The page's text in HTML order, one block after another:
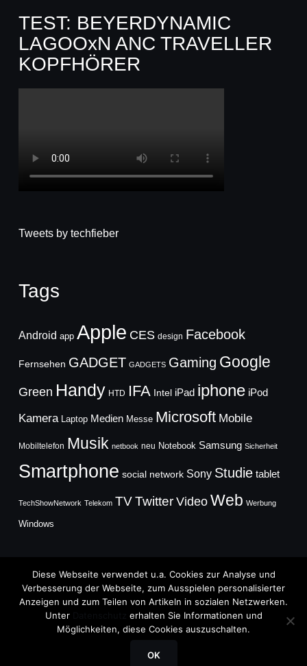
TEST: BEYERDYNAMIC
LAGOOxN ANC TRAVELLER
KOPFHÖRER
Tweets by techfieber
Tags
Android app Apple CES design Facebook
Fernsehen GADGET GADGETS Gaming Google
Green Handy HTD IFA Intel iPad iphone iPod
Kamera Laptop Medien Messe Microsoft Mobile
Mobiltelefon Musik netbook neu Notebook Samsung Sicherheit
Smartphone social network Sony Studie tablet
TechShowNetwork Telekom TVTwitter Video Web Werbung
Windows
Copyright © 2026
TechFieber Blog
Diese Webseite verwendet u.a. Cookies zur Analyse und
Verbesserung der Webseite, zum Ausspielen personalisierter
Anzeigen und zum Teilen von Artikeln in sozialen Netzwerken.
Unter
erhalten Sie Informationen und
Möglichkeiten, diese Cookies auszuschalten.
OK